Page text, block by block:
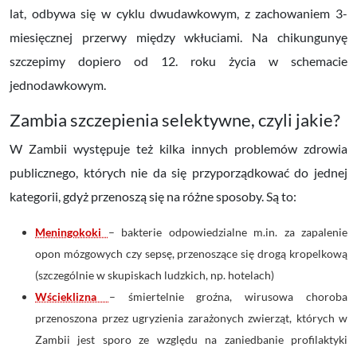
lat, odbywa się w cyklu dwudawkowym, z zachowaniem 3-
miesięcznej przerwy między wkłuciami. Na chikungunyę
szczepimy dopiero od 12. roku życia w schemacie
jednodawkowym.
Zambia szczepienia selektywne, czyli jakie?
W Zambii występuje też kilka innych problemów zdrowia
publicznego, których nie da się przyporządkować do jednej
kategorii, gdyż przenoszą się na różne sposoby. Są to:
Meningokoki – bakterie odpowiedzialne m.in. za zapalenie
opon mózgowych czy sepsę, przenoszące się drogą kropelkową
(szczególnie w skupiskach ludzkich, np. hotelach)
Wścieklizna – śmiertelnie groźna, wirusowa choroba
przenoszona przez ugryzienia zarażonych zwierząt, których w
Zambii jest sporo ze względu na zaniedbanie profilaktyki